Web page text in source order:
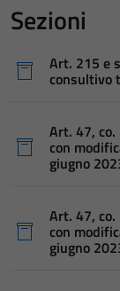
Sezioni
Art. 215 e
consultivo
Art. 47,
con
giugno
Art. 47,
con
giugno